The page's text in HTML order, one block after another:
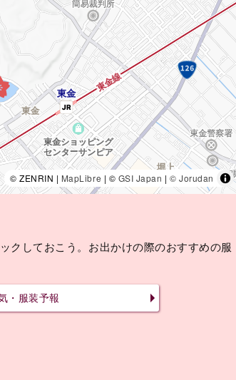
© ZENRIN | MapLibre | © GSI Japan |© Jorudan
クしておこう。お出かけの際のおすすめの服
・服装予報